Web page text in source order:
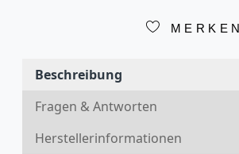
MERKEN
Beschreibung
Fragen & Antworten
Herstellerinformationen